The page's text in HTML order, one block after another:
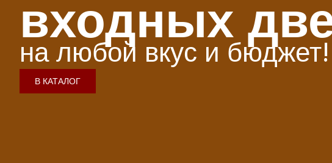
входных
на любой вкус и бюджет!
В КАТАЛОГ